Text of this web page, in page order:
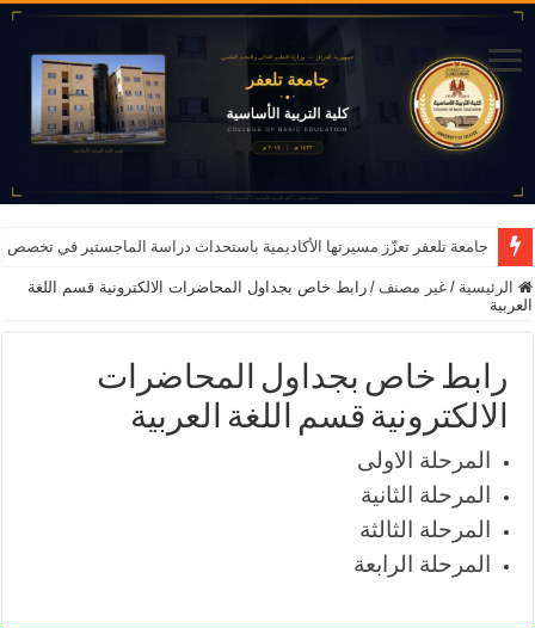
جامعة تلعفر تعزّز مسيرتها الأكاديمية باستحداث دراسة الماجستير في تخصص
الرئيسية / غير مصنف / رابط خاص بجداول المحاضرات الالكترونية قسم اللغة
العربية
رابط خاص بجداول المحاضرات
الالكترونية قسم اللغة العربية
المرحلة الاولى
المرحلة الثانية
المرحلة الثالثة
المرحلة الرابعة